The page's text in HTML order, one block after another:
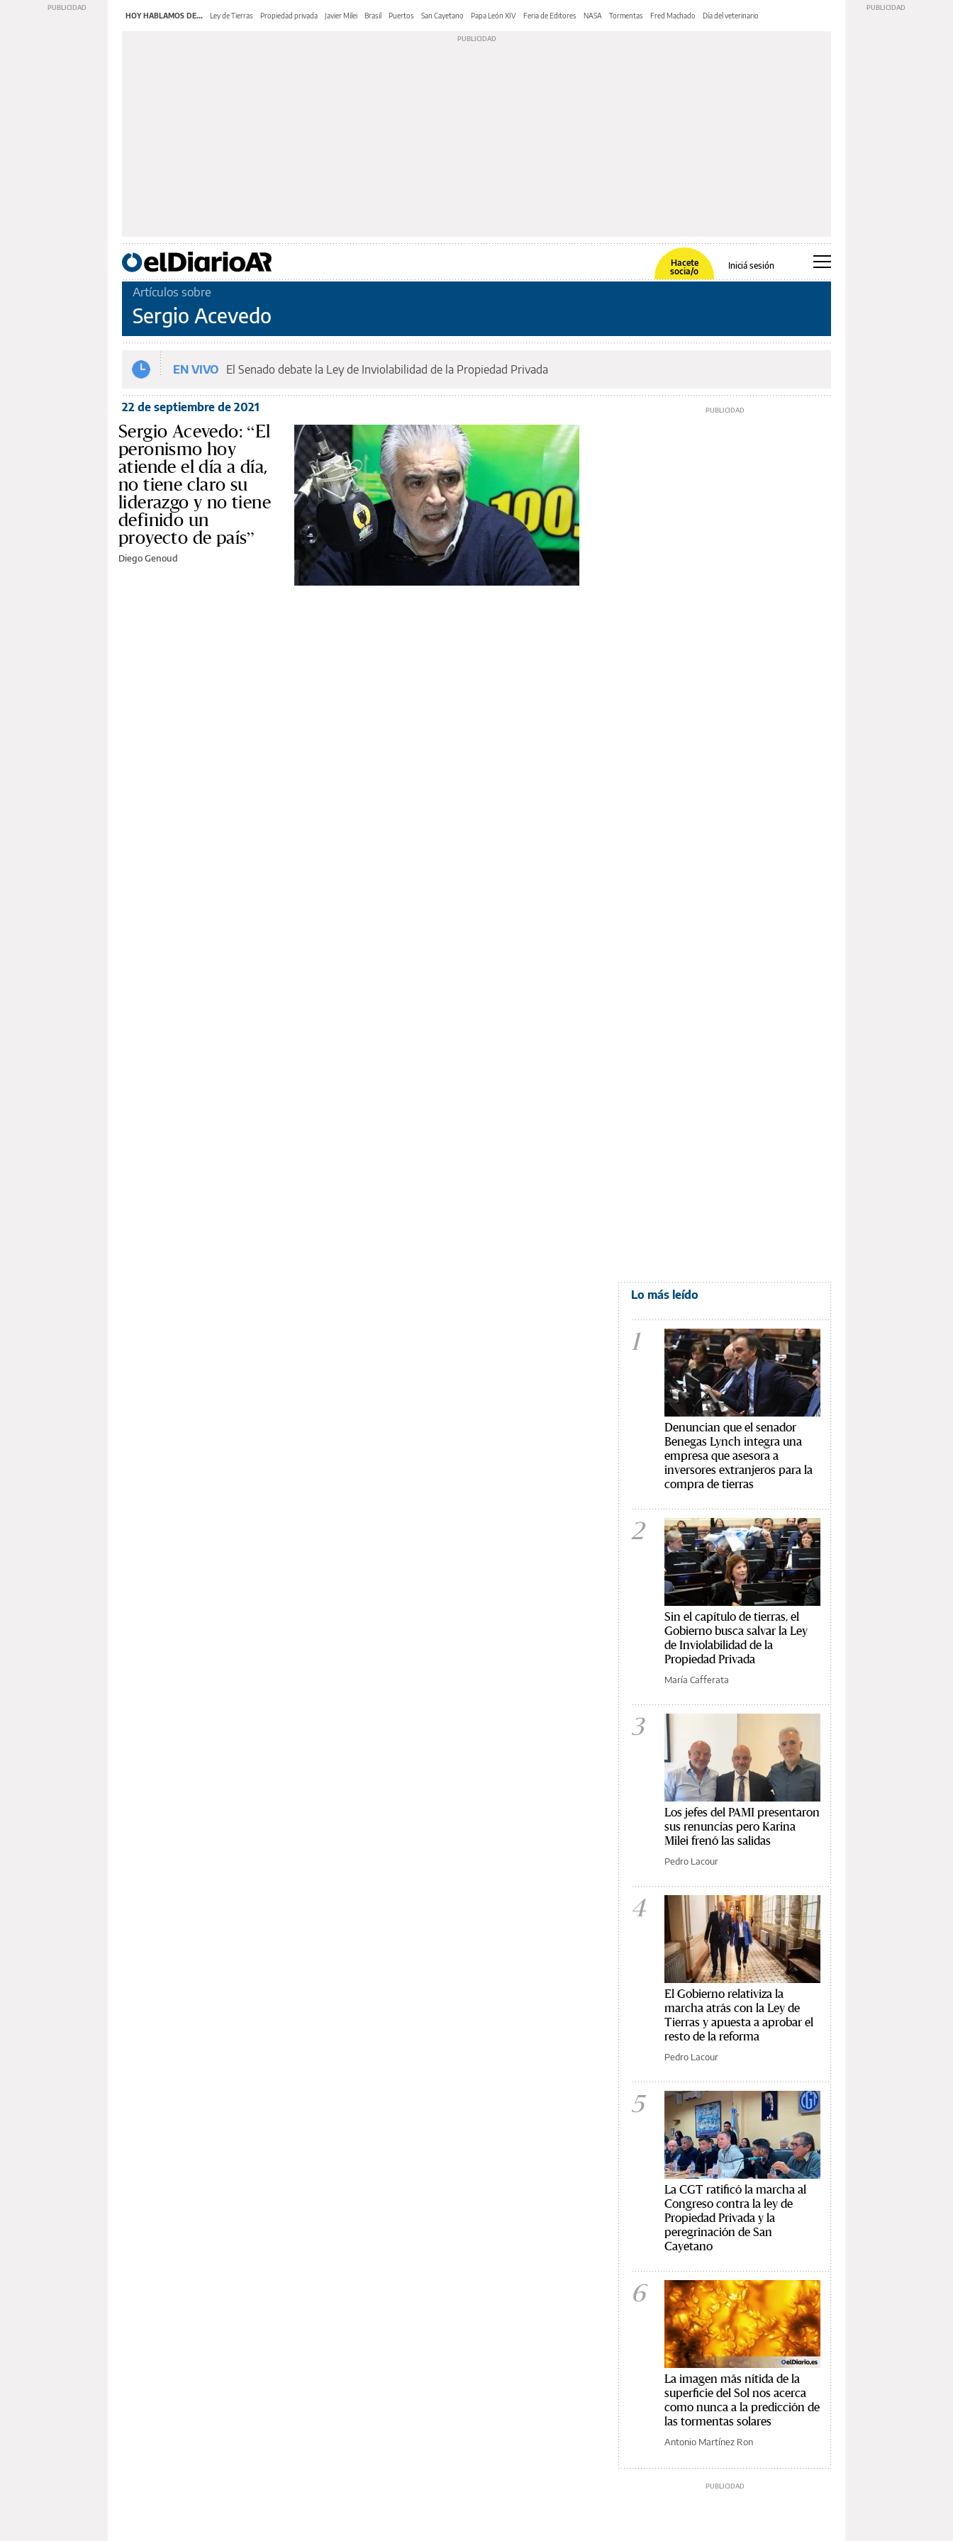
HOY HABLAMOS DE... Ley de Tierras Propiedad privada Javier Milei Brasil Puertos San Cayetano Papa León XIV Feria de Editores NASA Tormentas Fred Machado Día del veterinario
Hacete
socia/o
Iniciá sesión
Artículos sobre
Sergio Acevedo
EN VIVO El Senado debate la Ley de Inviolabilidad de la Propiedad Privada
22 de septiembre de 2021
Sergio Acevedo: “El
peronismo hoy
atiende el día a día,
no tiene claro su
liderazgo y no tiene
definido un
proyecto de país”
Diego Genoud
Lo más leído
1
Denuncian que el senador
Benegas Lynch integra una
empresa que asesora a
inversores extranjeros para la
compra de tierras
2
Sin el capítulo de tierras, el
Gobierno busca salvar la Ley
de Inviolabilidad de la
Propiedad Privada
María Cafferata
3
Los jefes del PAMI presentaron
sus renuncias pero Karina
Milei frenó las salidas
Pedro Lacour
4
El Gobierno relativiza la
marcha atrás con la Ley de
Tierras y apuesta a aprobar el
resto de la reforma
Pedro Lacour
5
La CGT ratificó la marcha al
Congreso contra la ley de
Propiedad Privada y la
peregrinación de San
Cayetano
6
La imagen más nítida de la
superficie del Sol nos acerca
como nunca a la predicción de
las tormentas solares
Antonio Martínez Ron